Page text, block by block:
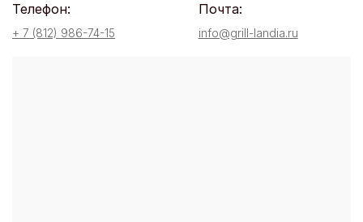
Телефон:
+ 7 (812) 986-74-15
Почта:
info@grill-landia.ru